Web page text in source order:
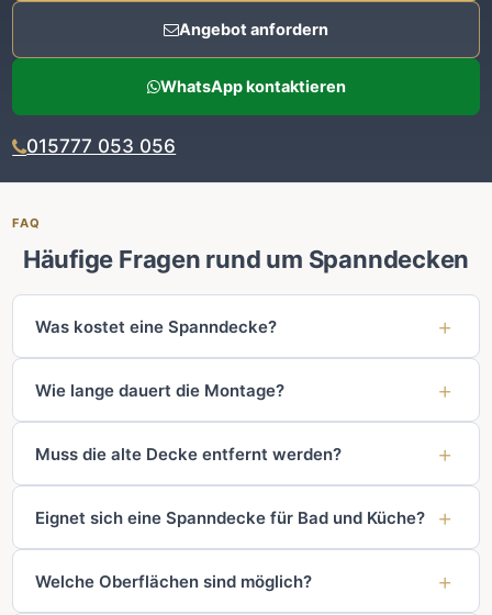
Angebot anfordern
WhatsApp kontaktieren
015777 053 056
FAQ
Häufige Fragen rund um Spanndecken
Was kostet eine Spanndecke?
Wie lange dauert die Montage?
Muss die alte Decke entfernt werden?
Eignet sich eine Spanndecke für Bad und Küche?
Welche Oberflächen sind möglich?